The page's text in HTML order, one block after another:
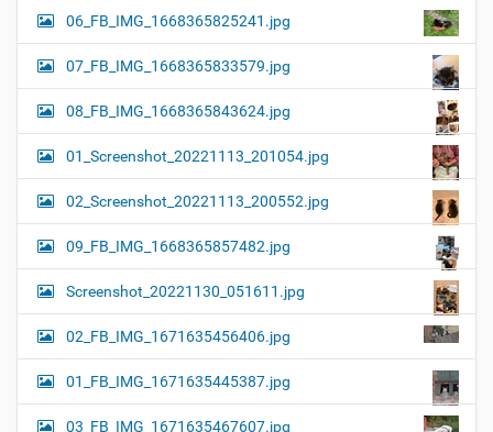
06_FB_IMG_1668365825241.jpg
07_FB_IMG_1668365833579.jpg
08_FB_IMG_1668365843624.jpg
01_Screenshot_20221113_201054.jpg
02_Screenshot_20221113_200552.jpg
09_FB_IMG_1668365857482.jpg
Screenshot_20221130_051611.jpg
02_FB_IMG_1671635456406.jpg
01_FB_IMG_1671635445387.jpg
03_FB_IMG_1671635467607.jpg